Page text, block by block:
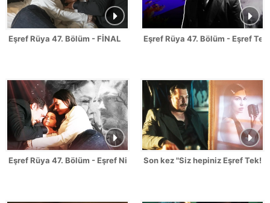
Eşref Rüya 47. Bölüm - FİNAL Eşref Rüya 47. Bölüm - Eşref
Eşref Rüya 47. Bölüm - Eşref Nisan SahneleriSon kez "Siz hepiniz Eşref Tek!"